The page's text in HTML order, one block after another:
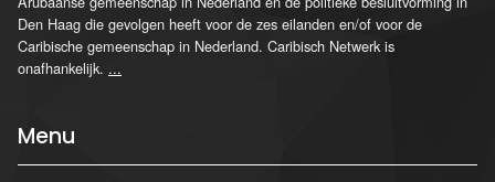
Den Haag die gevolgen heeft voor de zes eilanden en/of voor de
Caribische gemeenschap in Nederland. Caribisch Netwerk is
onafhankelijk. ...
Menu